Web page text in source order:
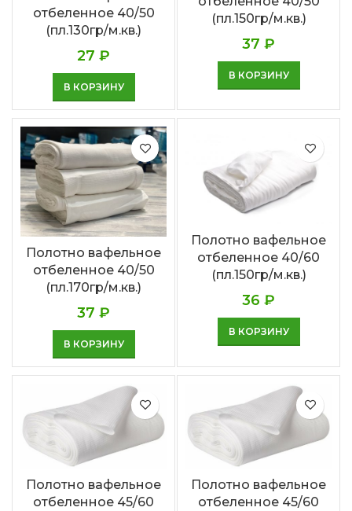
отбеленное 40/50
(пл.130гр/м.кв.)
27 ₽
В КОРЗИНУ
(пл.150гр/м.кв.)
37 ₽
В КОРЗИНУ
Полотно вафельное
отбеленное 40/50
(пл.170гр/м.кв.)
37 ₽
В КОРЗИНУ
Полотно вафельное
отбеленное 40/60
(пл.150гр/м.кв.)
36 ₽
В КОРЗИНУ
Полотно вафельное
отбеленное 45/60
Полотно вафельное
отбеленное 45/60